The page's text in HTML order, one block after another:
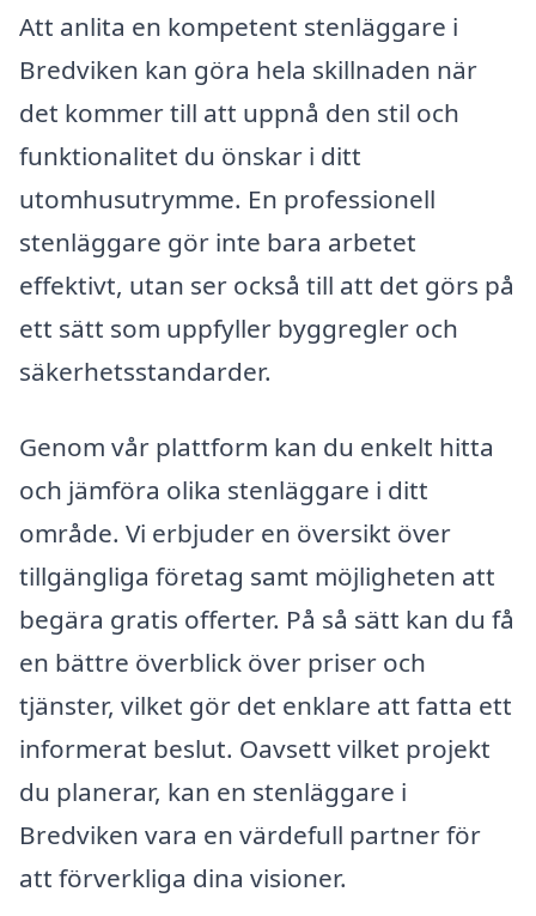
Att anlita en kompetent stenläggare i
Bredviken kan göra hela skillnaden när
det kommer till att uppnå den stil och
funktionalitet du önskar i ditt
utomhusutrymme. En professionell
stenläggare gör inte bara arbetet
effektivt, utan ser också till att det görs på
ett sätt som uppfyller byggregler och
säkerhetsstandarder.
Genom vår plattform kan du enkelt hitta
och jämföra olika stenläggare i ditt
område. Vi erbjuder en översikt över
tillgängliga företag samt möjligheten att
begära gratis offerter. På så sätt kan du få
en bättre överblick över priser och
tjänster, vilket gör det enklare att fatta ett
informerat beslut. Oavsett vilket projekt
du planerar, kan en stenläggare i
Bredviken vara en värdefull partner för
att förverkliga dina visioner.